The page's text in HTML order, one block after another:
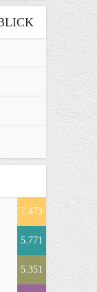
7.473
5.771
5.351